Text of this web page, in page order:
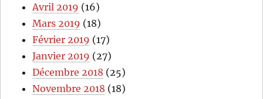
Avril 2019 (16)
Mars 2019 (18)
Février 2019 (17)
Janvier 2019 (27)
Décembre 2018 (25)
Novembre 2018 (18)